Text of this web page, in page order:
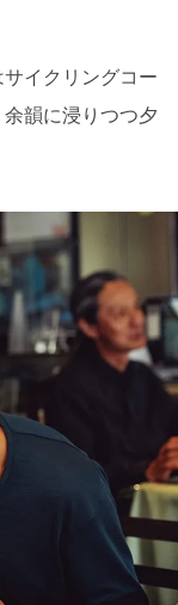
イクリングコー
韻に浸りつつ夕